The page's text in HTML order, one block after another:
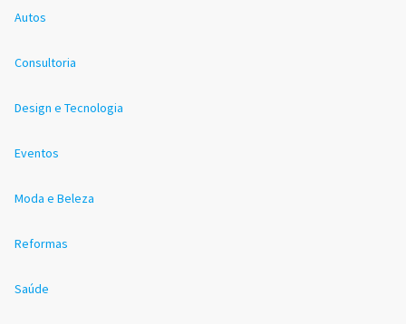
Autos
Consultoria
Design e Tecnologia
Eventos
Moda e Beleza
Reformas
Saúde